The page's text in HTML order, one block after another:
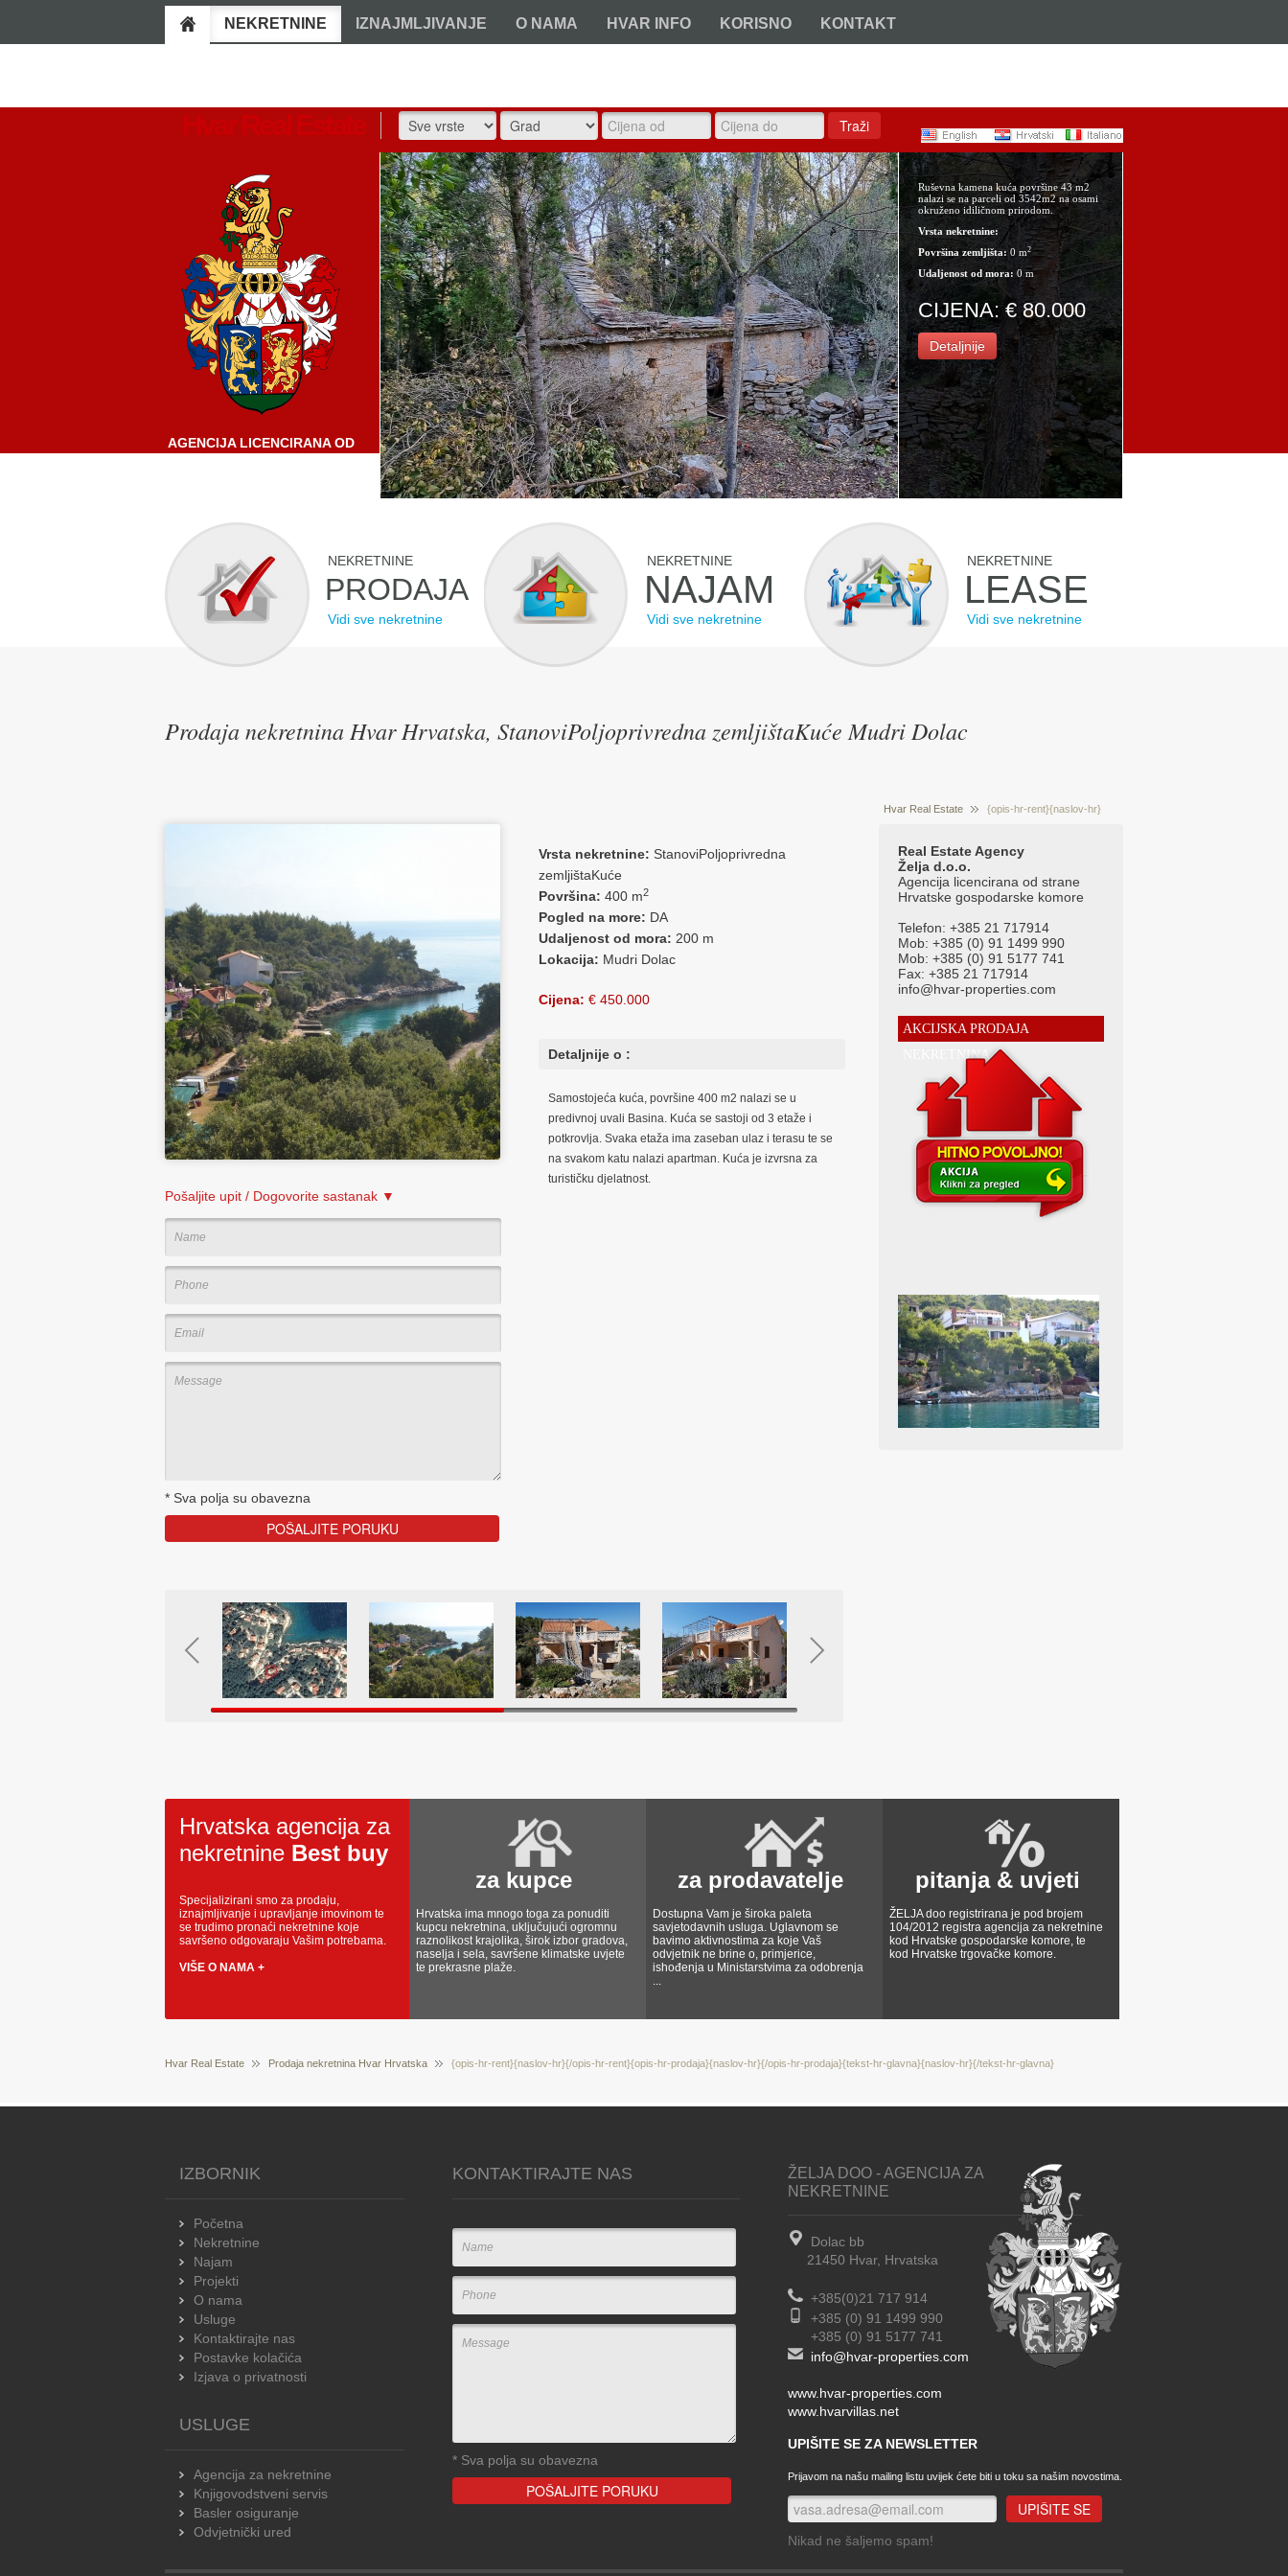
NEKRETNINE IZNAJMLJIVANJE O NAMA HVAR INFO KORISNO KONTAKT
Traži
AGENCIJA LICENCIRANA OD
STRANE HRVATSKE
Ruševna kamena kuća površine 43 m2
nalazi se na parceli od 3542m2 na osami
okruženo idiličnom prirodom.
Vrsta nekretnine:
Površina zemljišta:0 m2
Udaljenost od mora: 0 m
CIJENA: € 80.000
Detaljnije
NEKRETNINE
PRODAJA
Vidi sve nekretnine
NEKRETNINE
NAJAM
Vidi sve nekretnine
NEKRETNINE
LEASE
Vidi sve nekretnine
Prodaja nekretnina Hvar Hrvatska, StanoviPoljoprivredna zemljištaKuće Mudri Dolac
Hvar Real Estate {opis-hr-rent}{naslov-hr}
rent}{opis-hr-prodaja}{naslov-hr}{/opis-hr-prodaja}
{tekst-hr-glavna}{naslov-hr}{/tekst-hr-glavna}
Pošaljite upit / Dogovorite sastanak ▼
* Sva polja su obavezna
Vrsta nekretnine: StanoviPoljoprivredna
zemljištaKuće
Površina: 400 m2
Pogled na more: DA
Udaljenost od mora: 200 m
Lokacija: Mudri Dolac
Cijena: € 450.000
Detaljnije o :
Samostojeća kuća, površine 400 m2 nalazi se u
predivnoj uvali Basina. Kuća se sastoji od 3 etaže i
potkrovlja. Svaka etaža ima zaseban ulaz i terasu te se
na svakom katu nalazi apartman. Kuća je izvrsna za
turističku djelatnost.
Real Estate Agency
Želja d.o.o.
Agencija licencirana od strane
Hrvatske gospodarske komore
Telefon: +385 21 717914
Mob: +385 (0) 91 1499 990
Mob: +385 (0) 91 5177 741
Fax: +385 21 717914
info@hvar-properties.com
AKCIJSKA PRODAJA
NEKRETNINA
Hrvatska agencija za
nekretnine Best buy
Specijalizirani smo za prodaju,
iznajmljivanje i upravljanje imovinom te
se trudimo pronaći nekretnine koje
savršeno odgovaraju Vašim potrebama.
VIŠE O NAMA +
za kupce
Hrvatska ima mnogo toga za ponuditi
kupcu nekretnina, uključujući ogromnu
raznolikost krajolika, širok izbor gradova,
naselja i sela, savršene klimatske uvjete
te prekrasne plaže.
za prodavatelje
Dostupna Vam je široka paleta
savjetodavnih usluga. Uglavnom se
bavimo aktivnostima za koje Vaš
odvjetnik ne brine o, primjerice,
ishođenja u Ministarstvima za odobrenja
...
pitanja & uvjeti
ŽELJA doo registrirana je pod brojem
104/2012 registra agencija za nekretnine
kod Hrvatske gospodarske komore, te
kod Hrvatske trgovačke komore.
Hvar Real Estate Prodaja nekretnina Hvar Hrvatska {opis-hr-rent}{naslov-hr}{/opis-hr-rent}{opis-hr-prodaja}{naslov-hr}{/opis-hr-prodaja}{tekst-hr-glavna}{naslov-hr}{/tekst-hr-glavna}
IZBORNIK
Početna
Nekretnine
Najam
Projekti
O nama
Usluge
Kontaktirajte nas
Postavke kolačića
Izjava o privatnosti
USLUGE
Agencija za nekretnine
Knjigovodstveni servis
Basler osiguranje
Odvjetnički ured
KONTAKTIRAJTE NAS
* Sva polja su obavezna
ŽELJA DOO - AGENCIJA ZA
NEKRETNINE
Dolac bb
21450 Hvar, Hrvatska
+385(0)21 717 914
+385 (0) 91 1499 990
+385 (0) 91 5177 741
info@hvar-properties.com
www.hvar-properties.com
www.hvarvillas.net
UPIŠITE SE ZA NEWSLETTER
Prijavom na našu mailing listu uvijek ćete biti u toku sa našim novostima.
Nikad ne šaljemo spam!